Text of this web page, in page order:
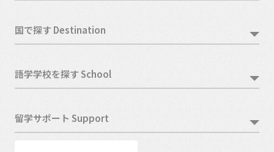
国で探す Destination
語学学校を探す School
留学サポート Support